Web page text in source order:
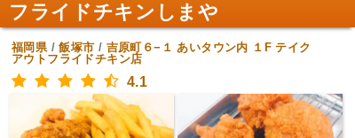
フライドチキンしまや
福岡県/飯塚市 / 吉原町６−１ あいタウン内 １F テイク
アウトフライドチキン店
4.1